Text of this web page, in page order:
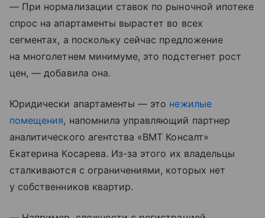
— При нормализации ставок по рыночной ипотеке
спрос на апартаменты вырастет во всех
сегментах, а поскольку сейчас предложение
на многолетнем минимуме, это подстегнет рост
цен, — добавила она.
Юридически апартаменты — это нежилые
помещения, напомнила управляющий партнер
аналитического агентства «ВМТ Консалт»
Екатерина Косарева. Из-за этого их владельцы
сталкиваются с ограничениями, которых нет
у собственников квартир.